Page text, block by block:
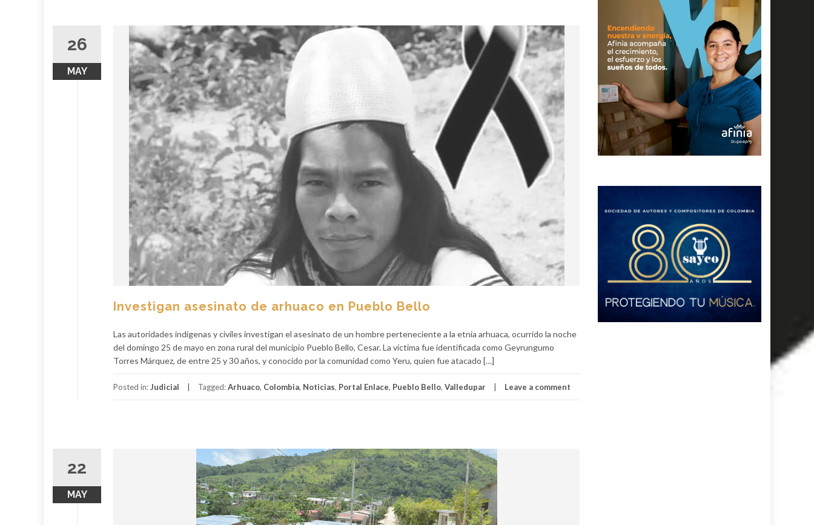
26
MAY
Investigan asesinato de arhuaco en Pueblo Bello
Las autoridades indígenas y civiles investigan el asesinato de un hombre perteneciente a la etnia arhuaca, ocurrido la noche
del domingo 25 de mayo en zona rural del municipio Pueblo Bello, Cesar. La víctima fue identificada como Geyrungumo
Torres Márquez, de entre 25 y 30 años, y conocido por la comunidad como Yeru, quien fue atacado […]
Posted in:Judicial Tagged:Arhuaco, Colombia, Noticias, Portal Enlace, Pueblo Bello, Valledupar Leave a comment
22
MAY